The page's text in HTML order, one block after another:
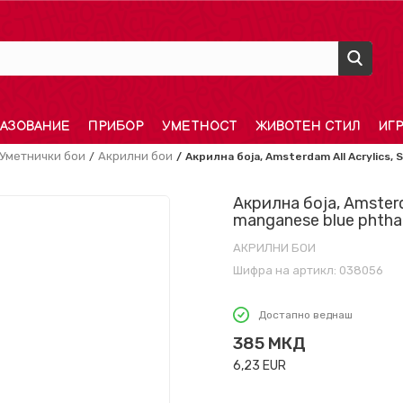
ПРИБОР УМЕТНОСТ ЖИВОТЕН СТИЛ
Уметнички бои Акрилни бои Акрилна боја, Amsterdam All
Акрилна боја,
manganese blue
АКРИЛНИ БОИ
Шифра на артикл: 038056
Достапно веднаш
385 МКД
6,23 EUR